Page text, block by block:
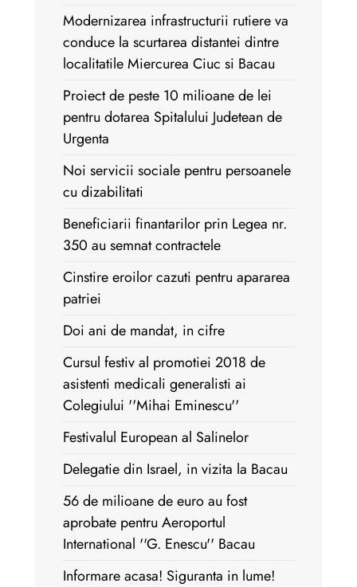
Modernizarea infrastructurii rutiere va
conduce la scurtarea distantei dintre
localitatile Miercurea Ciuc si Bacau
Proiect de peste 10 milioane de lei
pentru dotarea Spitalului Judetean de
Urgenta
Noi servicii sociale pentru persoanele
cu dizabilitati
Beneficiarii finantarilor prin Legea nr.
350 au semnat contractele
Cinstire eroilor cazuti pentru apararea
patriei
Doi ani de mandat, in cifre
Cursul festiv al promotiei 2018 de
asistenti medicali generalisti ai
Colegiului ''Mihai Eminescu''
Festivalul European al Salinelor
Delegatie din Israel, in vizita la Bacau
56 de milioane de euro au fost
aprobate pentru Aeroportul
International ''G. Enescu'' Bacau
Informare acasa! Siguranta in lume!